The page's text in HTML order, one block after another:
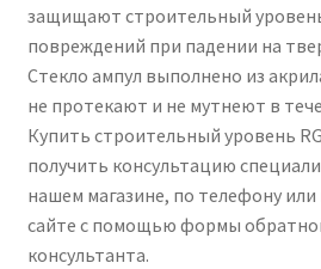
защищают строительный уровень
повреждений при падении на
Стекло ампул выполнено из
не протекают и не мутнеют в
Купить строительный уровень
получить консультацию
нашем магазине, по телефону
сайте с помощью формы
консультанта.